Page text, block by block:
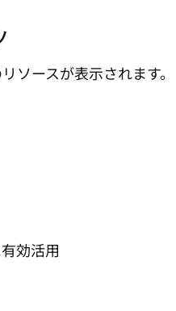
ソースが表示されます。
効活用